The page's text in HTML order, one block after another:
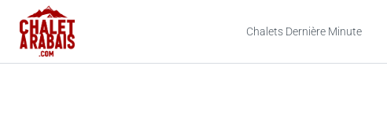
Chalets Dernière Minute